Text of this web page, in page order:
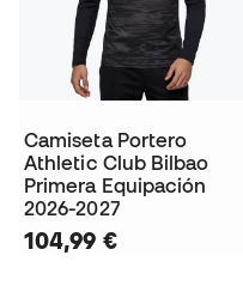
Camiseta Portero
Athletic Club Bilbao
Primera Equipación
2026-2027
104,99 €